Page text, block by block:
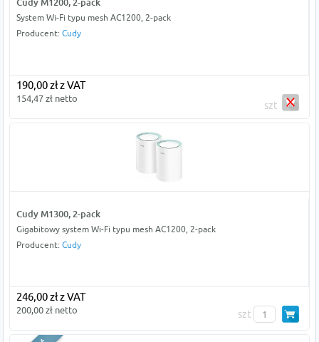
Cudy M1200, 2-pack
System Wi-Fi typu mesh AC1200, 2-pack
Producent: Cudy
190,00 zł z VAT
154,47 zł netto
szt
Cudy M1300, 2-pack
Gigabitowy system Wi-Fi typu mesh AC1200, 2-pack
Producent: Cudy
246,00 zł z VAT
200,00 zł netto szt